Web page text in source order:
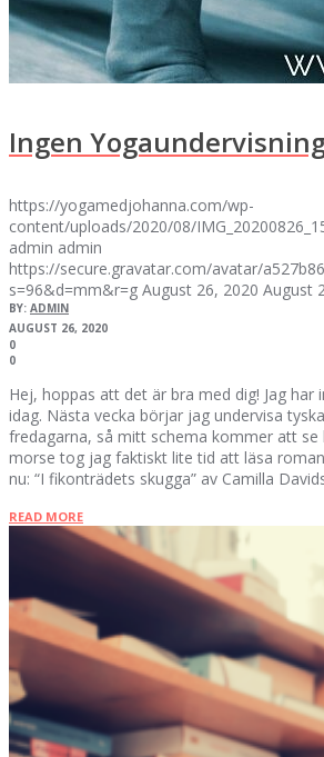
Ingen
https://yogamedjohanna.com/wp-
content/uploads/2020/08/
admin admin
https://secure.gravatar.com/avatar/
s=96&d=mm&r=g August 26, 2020 August
BY: ADMIN
AUGUST 26, 2020
0
0
Hej, hoppas att det är bra med dig! Jag har
idag. Nästa vecka börjar jag undervisa
fredagarna, så mitt schema kommer att se
morse tog jag faktiskt lite tid att läsa
nu: “I fikonträdets skugga” av Camilla
READ MORE